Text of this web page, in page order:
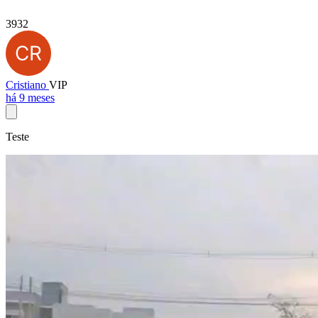
3932
Cristiano VIP
há 9 meses
Teste